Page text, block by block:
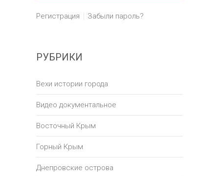
Регистрация Забыли пароль?
РУБРИКИ
Вехи истории города
Видео документальное
Восточный Крым
Горный Крым
Днепровские острова